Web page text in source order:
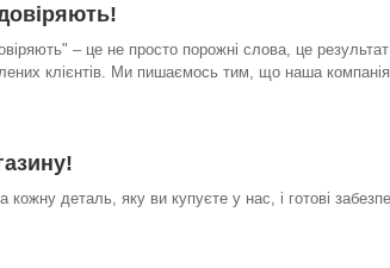
– це не просто порожні слова, це
клієнтів. Ми пишаємось тим, що наша
деталь, яку ви купуєте у нас, і готові